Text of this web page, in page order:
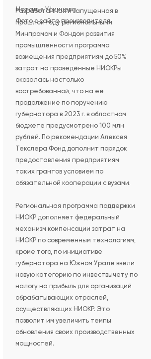
Наталья Уфимцева
Фото с сайта производителя
Разработанная и запущенная в
прошлом году региональными
Минпромом и Фондом развития
промышленности программа
возмещения предприятиям до 50%
затрат на проведённые НИОКРы
оказалась настолько
востребованной, что на её
продолжение по поручению
губернатора в 2023 г. в областном
бюджете предусмотрено 100 млн
рублей. По рекомендации Алексея
Текслера Фонд дополнит порядок
предоставления предприятиям
таких грантов условием по
обязательной кооперации с вузами.
Региональная программа поддержки
НИОКР дополняет федеральный
механизм компенсации затрат на
НИОКР по современным технологиям,
кроме того, по инициативе
губернатора на Южном Урале ввели
новую категорию по инвествычету по
налогу на прибыль для организаций
обрабатывающих отраслей,
осуществляющих НИОКР. Это
позволит им увеличить темпы
обновления своих производственных
мощностей.